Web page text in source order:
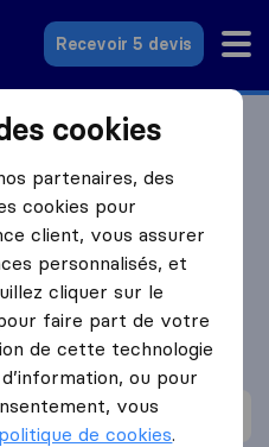
Recevoir 5 devis
Déménageurs La Colle-sur-
Ravarino
5
i
Ravarino avec d'autres
(1)
cookies
partenaires, des
cookies pour
client, vous assurer
personnalisés, et
cliquer sur le
faire part de votre
de cette technologie
ou pour
vous
politique de cookies.